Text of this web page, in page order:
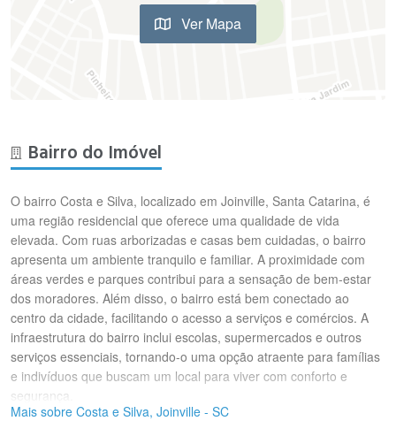
Ver Mapa
Bairro do Imóvel
O bairro Costa e Silva, localizado em Joinville, Santa Catarina, é
uma região residencial que oferece uma qualidade de vida
elevada. Com ruas arborizadas e casas bem cuidadas, o bairro
apresenta um ambiente tranquilo e familiar. A proximidade com
áreas verdes e parques contribui para a sensação de bem-estar
dos moradores. Além disso, o bairro está bem conectado ao
centro da cidade, facilitando o acesso a serviços e comércios. A
infraestrutura do bairro inclui escolas, supermercados e outros
serviços essenciais, tornando-o uma opção atraente para famílias
e indivíduos que buscam um local para viver com conforto e
segurança.
Mais sobre Costa e Silva, Joinville - SC